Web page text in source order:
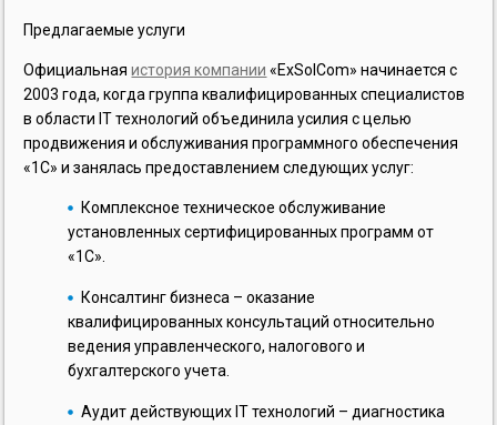
Предлагаемые услуги
Официальнаяистория компании «ExSolCom» начинается с
2003 года, когда группа квалифицированных специалистов
в области IT технологий объединила усилия с целью
продвижения и обслуживания программного обеспечения
«1С» и занялась предоставлением следующих услуг:
Комплексное техническое обслуживание
установленных сертифицированных программ от
«1С».
Консалтинг бизнеса – оказание
квалифицированных консультаций относительно
ведения управленческого, налогового и
бухгалтерского учета.
Аудит действующих IT технологий – диагностика